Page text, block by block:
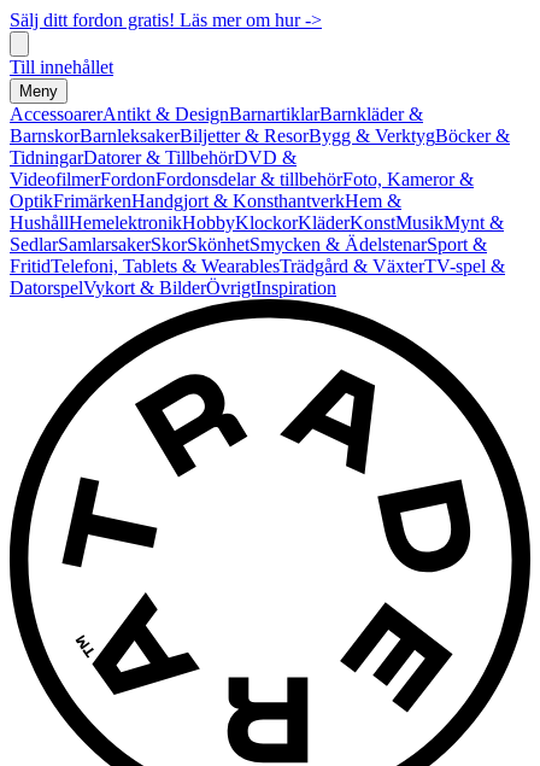
Sälj ditt fordon gratis! Läs mer om hur ->
Till innehållet
Meny
AccessoarerAntikt & DesignBarnartiklarBarnkläder &
BarnskorBarnleksakerBiljetter & ResorBygg & VerktygBöcker &
TidningarDatorer & TillbehörDVD &
VideofilmerFordonFordonsdelar & tillbehörFoto, Kameror &
OptikFrimärkenHandgjort & KonsthantverkHem &
HushållHemelektronikHobbyKlockorKläderKonstMusikMynt &
SedlarSamlarsakerSkorSkönhetSmycken & ÄdelstenarSport &
FritidTelefoni, Tablets & WearablesTrädgård & VäxterTV-spel &
DatorspelVykort & BilderÖvrigtInspiration